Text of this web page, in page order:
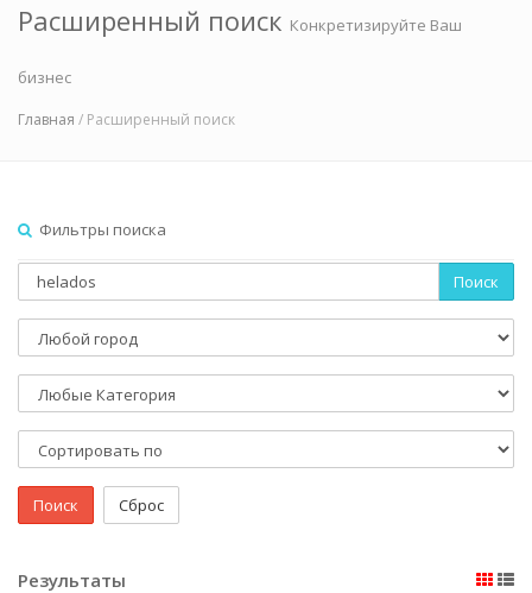
Расширенный поиск Конкретизируйте Ваш
бизнес
Главная / Расширенный поиск
Фильтры поиска
Поиск
Поиск Сброс
Результаты